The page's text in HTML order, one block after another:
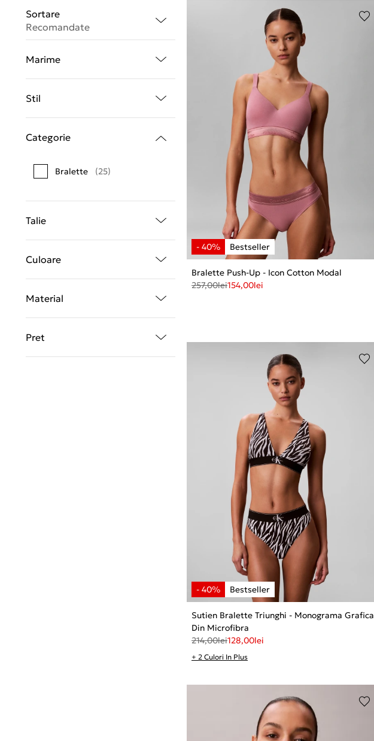
Sortare
Recomandate
Marime
Stil
Categorie
Bralette (25)
Talie
Culoare
Material
Pret
Bralette Push-Up - Icon Cotton Modal
257,00lei154,00lei
Sutien Bralette Triunghi - Monograma Grafica
Din Microfibra
214,00lei128,00lei
+ 2 Culori In Plus